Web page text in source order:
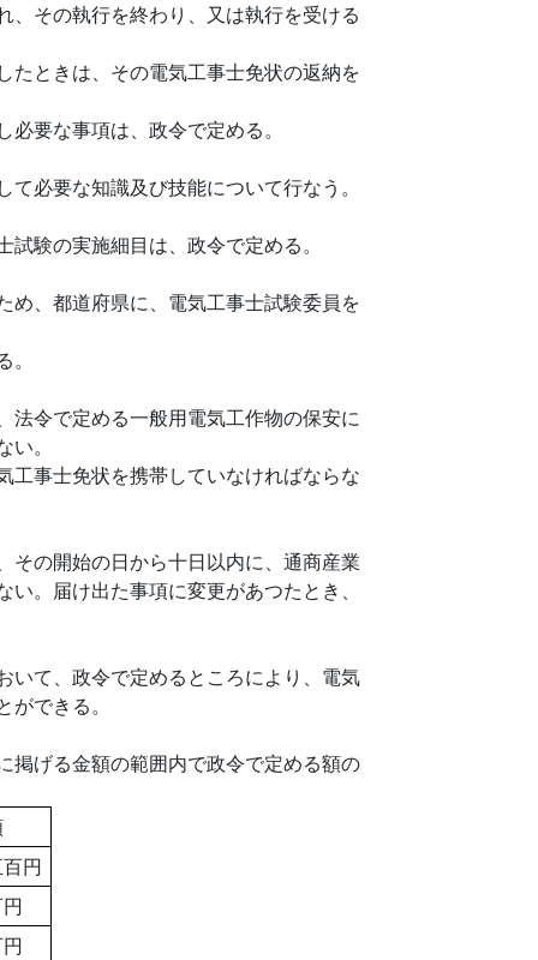
、その執行を終わり、又は執行を受ける
たときは、その電気工事士免状の返納を
要な事項は、政令で定める。
必要な知識及び技能について行なう。
験の実施細目は、政令で定める。
め、都道府県に、電気工事士試験委員を
法令で定める一般用電気工作物の保安に
。
工事士免状を携帯していなければならな
その開始の日から十日以内に、通商産業
。届け出た事項に変更があつたとき、
いて、政令で定めるところにより、電気
できる。
掲げる金額の範囲内で政令で定める額の
円